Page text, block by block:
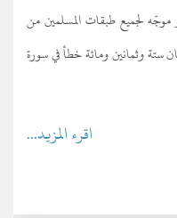
لجميع طبقات المسلمين من
ستة وثمانين ومائة خطأ في سورة
اقرء المزيد...